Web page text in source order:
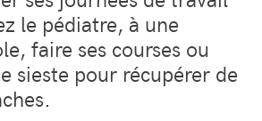
le pédiatre, à une
faire ses courses ou
sieste pour récupérer de